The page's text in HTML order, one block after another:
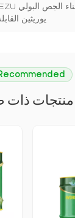
يوريثين
منتجات ذات